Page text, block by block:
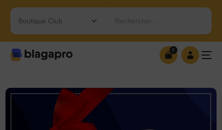
Rechercher…
0